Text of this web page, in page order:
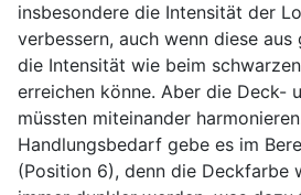
insbesondere die Intensität der
verbessern, auch wenn diese
die Intensität wie beim
erreichen könne. Aber die Deck-
müssten miteinander
Handlungsbedarf gebe es im
(Position 6), denn die Deckfarbe